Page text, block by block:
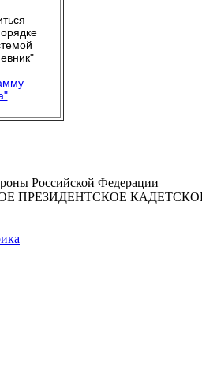
Российской Федерации
ПРЕЗИДЕНТСКОЕ